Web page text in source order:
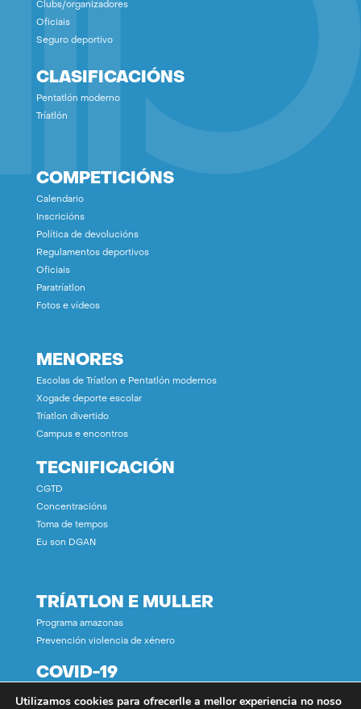
Clubs/organizadores
Oficiais
Seguro deportivo
CLASIFICACIÓNS
Pentatlón moderno
Tríatlón
COMPETICIÓNS
Calendario
Inscricións
Política de devolucións
Regulamentos deportivos
Oficiais
Paratríatlon
Fotos e vídeos
MENORES
Escolas de Tríatlon e Pentatlón modernos
Xogade deporte escolar
Tríatlon divertido
Campus e encontros
TECNIFICACIÓN
CGTD
Concentracións
Toma de tempos
Eu son DGAN
TRÍATLON E MULLER
Programa amazonas
Prevención violencia de xénero
COVID-19
Utilizamos cookies para ofrecerlle a mellor experiencia no noso